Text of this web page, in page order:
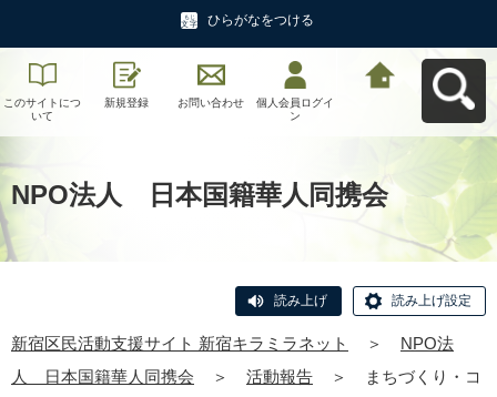
ひらがなをつける
このサイトにつ
いて
新規登録 お問い合わせ
個人会員ログイ
ン
NPO法人 日本国籍華人同携会
読み上げ 読み上げ設定
新宿区民活動支援サイト 新宿キラミラネット ＞
NPO法
人 日本国籍華人同携会
＞ 活動報告 ＞
まちづくり・コ